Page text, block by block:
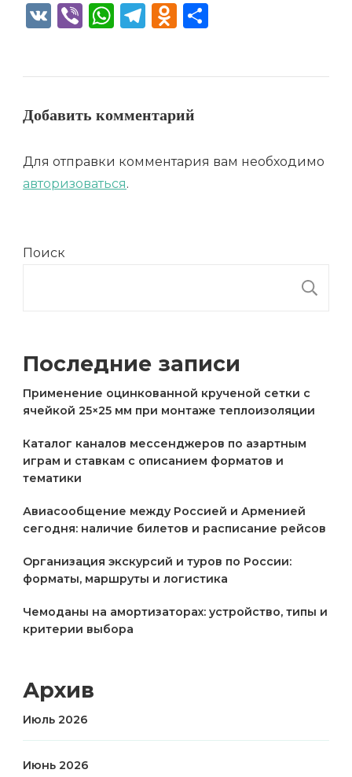
VK ViberWhatsApp
Telegram
Odnoklassniki
Добавить комментарий
Для отправки комментария вам необходимо
авторизоваться.
Поиск
Последние записи
Применение оцинкованной крученой сетки с
ячейкой 25×25 мм при монтаже теплоизоляции
Каталог каналов мессенджеров по азартным
играм и ставкам с описанием форматов и
тематики
Авиасообщение между Россией и Арменией
сегодня: наличие билетов и расписание рейсов
Организация экскурсий и туров по России:
форматы, маршруты и логистика
Чемоданы на амортизаторах: устройство, типы и
критерии выбора
Архив
Июль 2026
Июнь 2026